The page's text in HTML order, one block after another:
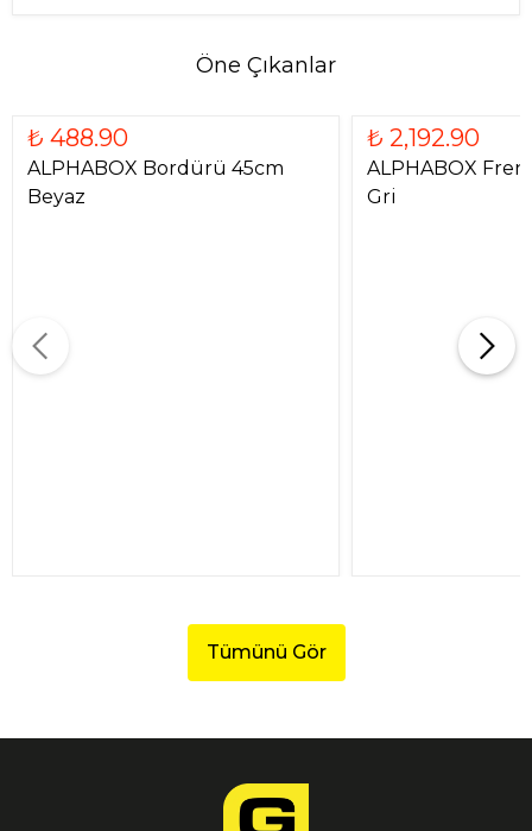
Öne Çıkanlar
₺ 488.90
ALPHABOX Bordürü 45cm
Beyaz
₺ 2,192.90
ALPHABOX
Gri
Tümünü Gör